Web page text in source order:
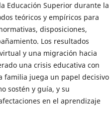
Educación Superior durante la
teóricos y empíricos para
disposiciones,
Los resultados
y una migración hacia
una crisis educativa con
familia juega un papel decisivo
sostén y guía, y su
en el aprendizaje